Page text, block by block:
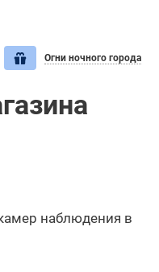
Огни ночного города
наблюдения в